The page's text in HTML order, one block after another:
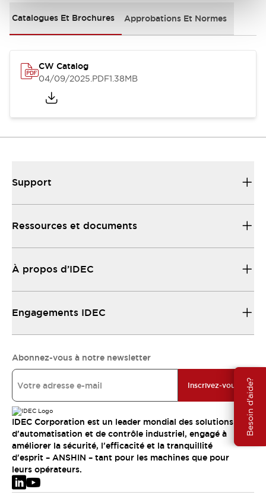
Besoin d'aide?
Catalogues Et Brochures Approbations Et Normes
CW Catalog
04/09/2025.PDF1.38MB
Support
Ressources et documents
À propos d’IDEC
Engagements IDEC
Abonnez-vous à notre newsletter
Inscrivez-vous
IDEC Corporation est un leader mondial des solutions
d'automatisation et de contrôle industriel, engagé à
améliorer la sécurité, l'efficacité et la tranquillité
d'esprit – ANSHIN – tant pour les machines que pour
leurs opérateurs.